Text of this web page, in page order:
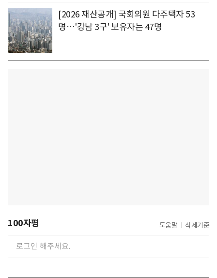
[2026 재산공개] 국회의원 다주택자 53
명…'강남 3구' 보유자는 47명
100자평 도움말 삭제기준